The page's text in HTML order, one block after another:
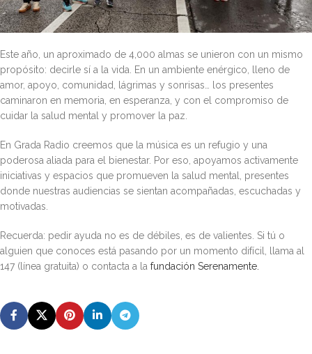
Este año, un aproximado de 4,000 almas se unieron con un mismo
propósito: decirle sí a la vida. En un ambiente enérgico, lleno de
amor, apoyo, comunidad, lágrimas y sonrisas… los presentes
caminaron en memoria, en esperanza, y con el compromiso de
cuidar la salud mental y promover la paz.
En Grada Radio creemos que la música es un refugio y una
poderosa aliada para el bienestar. Por eso, apoyamos activamente
iniciativas y espacios que promueven la salud mental, presentes
donde nuestras audiencias se sientan acompañadas, escuchadas y
motivadas.
Recuerda: pedir ayuda no es de débiles, es de valientes. Si tú o
alguien que conoces está pasando por un momento difícil, llama al
147 (línea gratuita) o contacta a la fundación Serenamente.